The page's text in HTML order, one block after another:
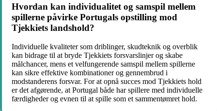
Hvordan kan individualitet og samspil mellem
spillerne påvirke Portugals opstilling mod
Tjekkiets landshold?
Individuelle kvaliteter som driblinger, skudteknik og overblik
kan bidrage til at bryde Tjekkiets forsvarslinjer og skabe
målchancer, mens et velfungerende samspil mellem spillerne
kan sikre effektive kombinationer og gennembrud i
modstanderens forsvar. For at opnå succes mod Tjekkiets hold
er det afgørende, at Portugal både har spillere med individuelle
færdigheder og evnen til at spille som et sammentømret hold.